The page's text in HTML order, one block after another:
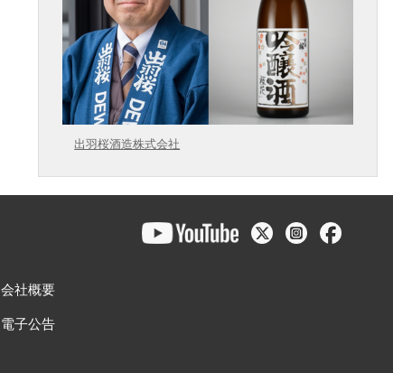
出羽桜酒造株式会社
会社概要
電子公告